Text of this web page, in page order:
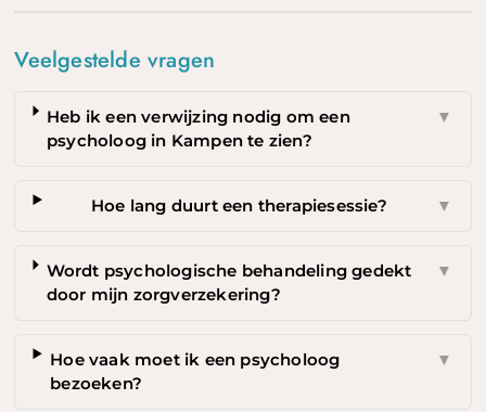
Veelgestelde vragen
Heb ik een verwijzing nodig om een
psycholoog in Kampen te zien?
▼
Hoe lang duurt een therapiesessie? ▼
Wordt psychologische behandeling gedekt
door mijn zorgverzekering?
▼
Hoe vaak moet ik een psycholoog
bezoeken?
▼